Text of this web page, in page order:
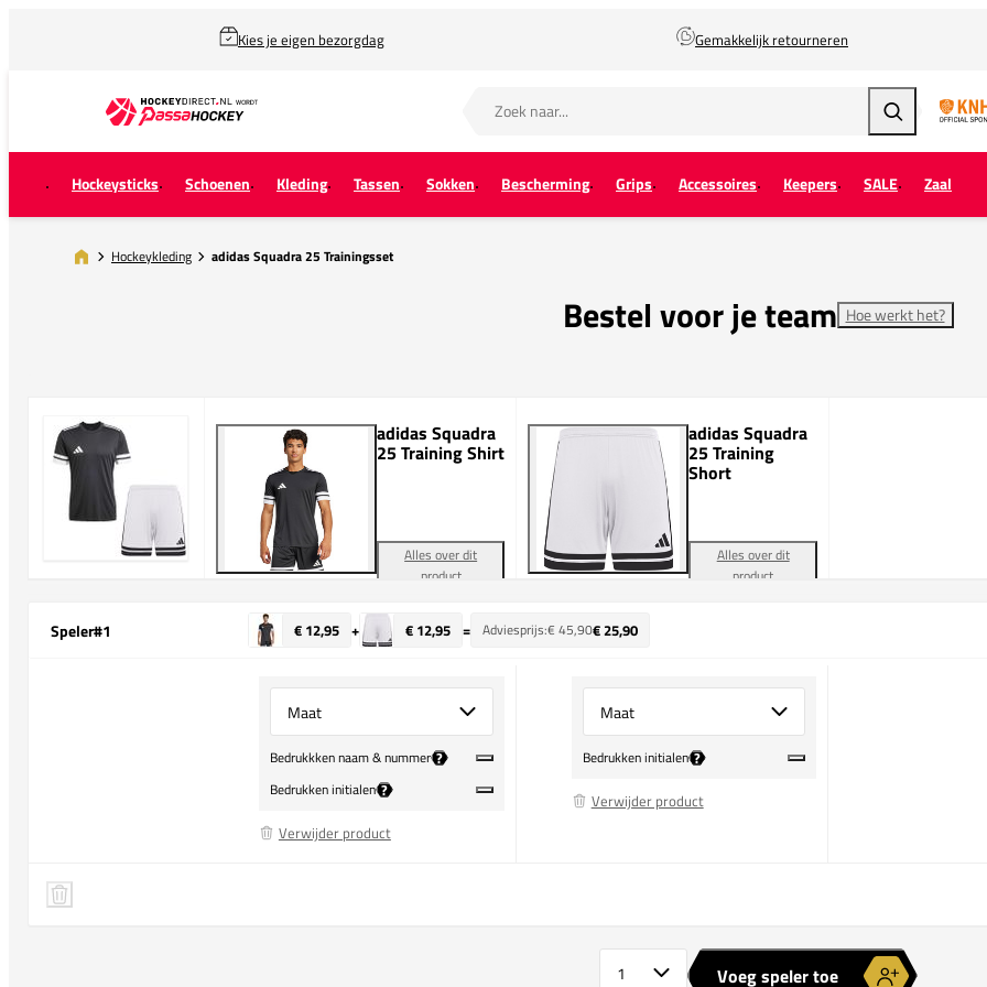
Kies je eigen bezorgdag Gemakkelijk retourneren
Zoeken
Hockeysticks Schoenen Kleding Tassen Sokken Bescherming Grips Accessoires Keepers SALE Zaal
Hockeykleding adidas Squadra 25 Trainingsset
Bestel voor je team Hoe werkt het?
adidas Squadra
25 Training Shirt
Alles over dit
product
adidas Squadra
25 Training
Short
Alles over dit
product
Speler#1 € 12,95 + € 12,95 = Adviesprijs:€ 45,90€ 25,90
Bedrukkken naam & nummer ?
Bedrukken initialen ?
Verwijder product
Bedrukken initialen ?
Verwijder product
Speler 1 verwijderen
Aantal spelers
Voeg speler toe